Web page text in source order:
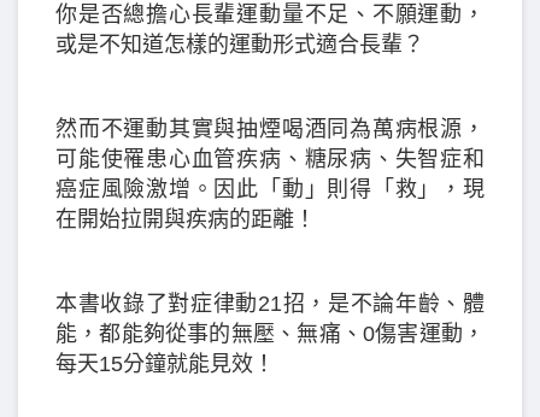
你是否總擔心長輩運動量不足、不願運動，
或是不知道怎樣的運動形式適合長輩？
然而不運動其實與抽煙喝酒同為萬病根源，
可能使罹患心血管疾病、糖尿病、失智症和
癌症風險激增。因此「動」則得「救」，現
在開始拉開與疾病的距離！
本書收錄了對症律動21招，是不論年齡、體
能，都能夠從事的無壓、無痛、0傷害運動，
每天15分鐘就能見效！